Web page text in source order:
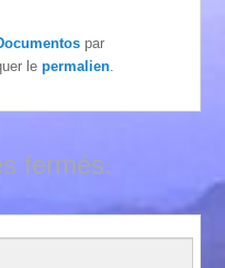
par
lepermalien
fermés.